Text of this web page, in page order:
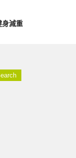
身減重